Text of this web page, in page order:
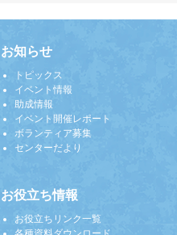
お知らせ
トピックス
イベント情報
助成情報
イベント開催レポート
ボランティア募集
センターだより
お役立ち情報
お役立ちリンク一覧